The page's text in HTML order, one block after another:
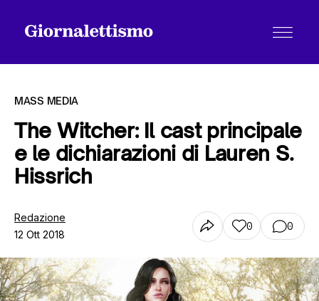
Tutti gli articoli
Chi siamo
Contatti
MASS MEDIA
The Witcher: Il cast principale
e le dichiarazioni di Lauren S.
Hissrich
Redazione
12 Ott 2018
0 0